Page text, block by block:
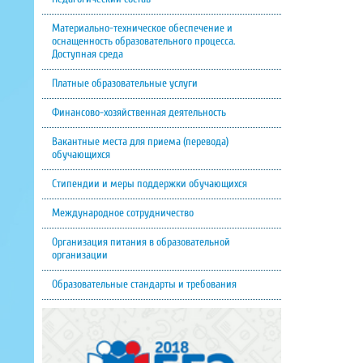
Материально-техническое обеспечение и
оснащенность образовательного процесса.
Доступная среда
Платные образовательные услуги
Финансово-хозяйственная деятельность
Вакантные места для приема (перевода)
обучающихся
Стипендии и меры поддержки обучающихся
Международное сотрудничество
Организация питания в образовательной
организации
Образовательные стандарты и требования